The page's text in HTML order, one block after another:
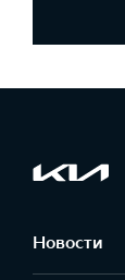
Новости